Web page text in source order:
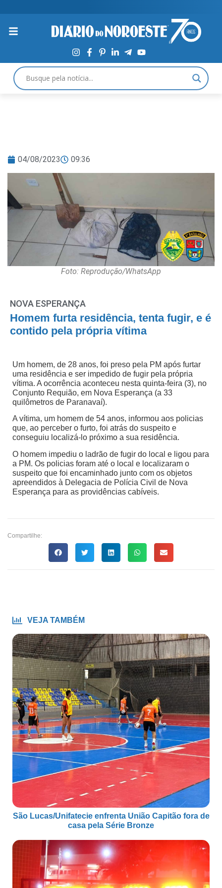
04/08/2023 09:36
Foto: Reprodução/WhatsApp
NOVA ESPERANÇA
Homem furta residência, tenta fugir, e é
contido pela própria vítima
Um homem, de 28 anos, foi preso pela PM após furtar
uma residência e ser impedido de fugir pela própria
vítima. A ocorrência aconteceu nesta quinta-feira (3), no
Conjunto Requião, em Nova Esperança (a 33
quilômetros de Paranavaí).
A vítima, um homem de 54 anos, informou aos policias
que, ao perceber o furto, foi atrás do suspeito e
conseguiu localizá-lo próximo a sua residência.
O homem impediu o ladrão de fugir do local e ligou para
a PM. Os policias foram até o local e localizaram o
suspeito que foi encaminhado junto com os objetos
apreendidos à Delegacia de Polícia Civil de Nova
Esperança para as providências cabíveis.
Compartilhe:
VEJA TAMBÉM
São Lucas/Unifatecie enfrenta União Capitão fora de
casa pela Série Bronze